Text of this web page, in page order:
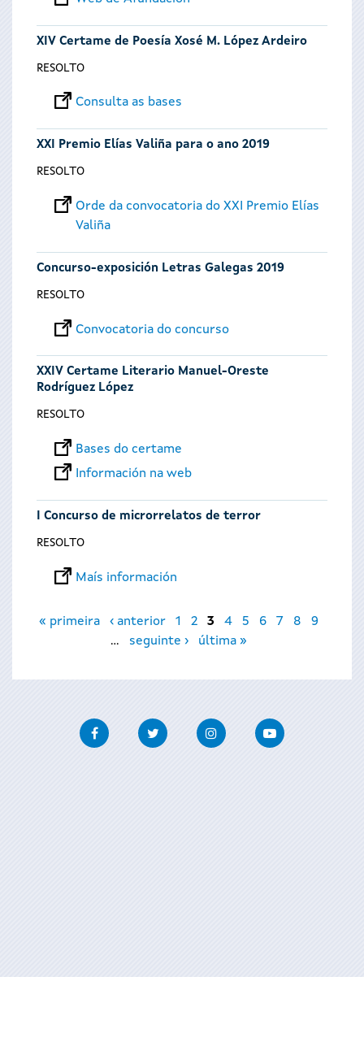
XIV Certame de Poesía Xosé M. López Ardeiro
RESOLTO
Consulta as bases
XXI Premio Elías Valiña para o ano 2019
RESOLTO
Orde da convocatoria do XXI Premio Elías
Valiña
Concurso-exposición Letras Galegas 2019
RESOLTO
Convocatoria do concurso
XXIV Certame Literario Manuel-Oreste
Rodríguez López
RESOLTO
Bases do certame
Información na web
I Concurso de microrrelatos de terror
RESOLTO
Maís información
Páxinas
« primeira ‹ anterior 1 2 3 4 5 6 7 8
9
…
seguinte › última »
FacebookTwitter InstagramYoutube